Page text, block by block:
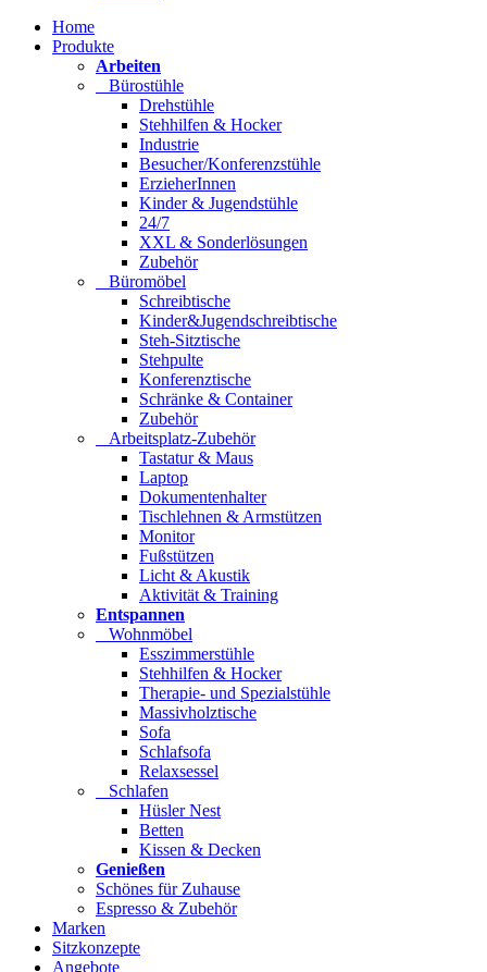
Home
Produkte
Arbeiten
Bürostühle
Drehstühle
Stehhilfen & Hocker
Industrie
Besucher/Konferenzstühle
ErzieherInnen
Kinder & Jugendstühle
24/7
XXL & Sonderlösungen
Zubehör
Büromöbel
Schreibtische
Kinder&Jugendschreibtische
Steh-Sitztische
Stehpulte
Konferenztische
Schränke & Container
Zubehör
Arbeitsplatz-Zubehör
Tastatur & Maus
Laptop
Dokumentenhalter
Tischlehnen & Armstützen
Monitor
Fußstützen
Licht & Akustik
Aktivität & Training
Entspannen
Wohnmöbel
Esszimmerstühle
Stehhilfen & Hocker
Therapie- und Spezialstühle
Massivholztische
Sofa
Schlafsofa
Relaxsessel
Schlafen
Hüsler Nest
Betten
Kissen & Decken
Genießen
Schönes für Zuhause
Espresso & Zubehör
Marken
Sitzkonzepte
Angebote